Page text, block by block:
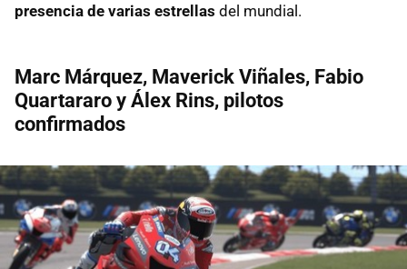
presencia de varias estrellas del mundial.
Marc Márquez, Maverick Viñales, Fabio
Quartararo y Álex Rins, pilotos
confirmados